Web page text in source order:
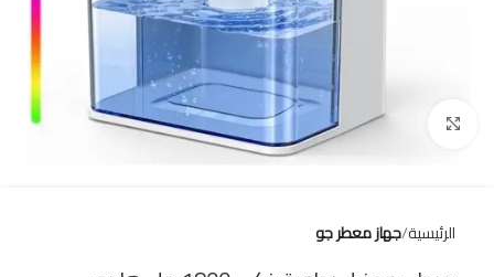
Click to enlarge
الرئيسية جهاز معطر جو